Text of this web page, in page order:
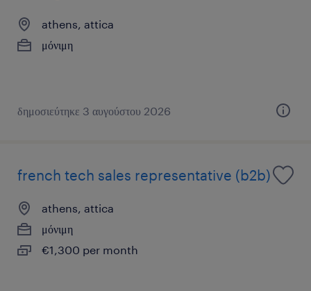
athens, attica
μόνιμη
δημοσιεύτηκε 3 αυγούστου 2026
french tech sales representative (b2b)
athens, attica
μόνιμη
€1,300 per month